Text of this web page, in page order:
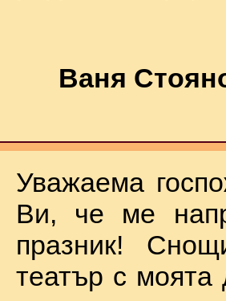
Ваня
Уважаема
Ви, че ме
празник!
театър с